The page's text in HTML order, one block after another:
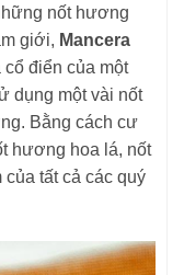
nốt hương
giới, Mancera
cổ điển của một
dụng một vài nốt
Bằng cách cư
hương hoa lá, nốt
tất cả các quý